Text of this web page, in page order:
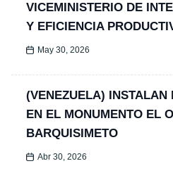
VICEMINISTERIO DE
Y EFICIENCIA
May 30, 2026
(VENEZUELA) INSTALAN
EN EL MONUMENTO EL
BARQUISIMETO
Abr 30, 2026